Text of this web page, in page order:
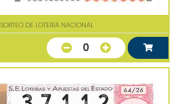
SORTEO DE LOTERIA NACIONAL
0